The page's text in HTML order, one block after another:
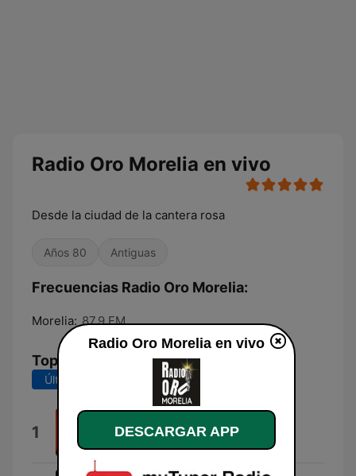
Radio Oro Morelia en vivo
Desde la ciudad de la cantera rosa
Años 80 Antiguas
Frecuencias Radio Oro Morelia:
Morelia: 87.9 FM
Top Canciones
Últimos 7 días Últimos 30 días
1 Se vale llorar
Radio Oro Morelia en vivo
DESCARGAR APP